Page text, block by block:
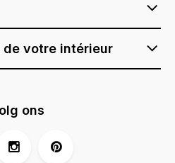
de votre intérieur
ons